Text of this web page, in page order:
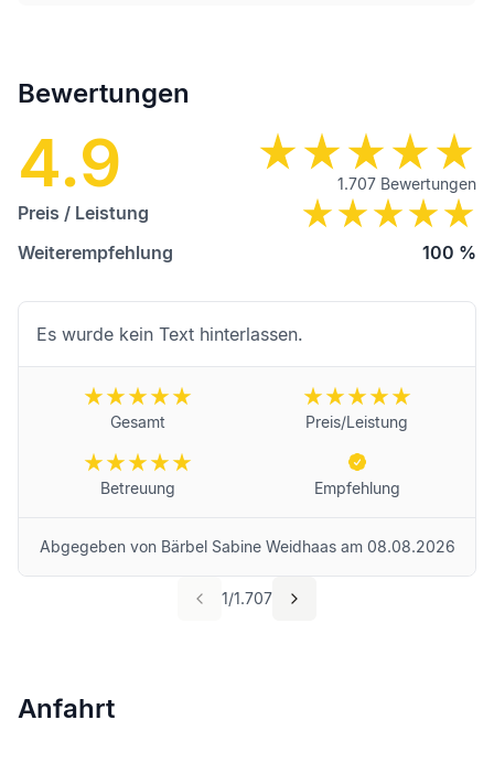
Bewertungen
4.9 1.707 Bewertungen
Preis / Leistung
Weiterempfehlung
100 %
1/1.707
Es wurde kein Text hinterlassen.
Gesamt Preis/Leistung
Betreuung Empfehlung
Abgegeben von Bärbel Sabine Weidhaasam 08.08.2026
Anfahrt